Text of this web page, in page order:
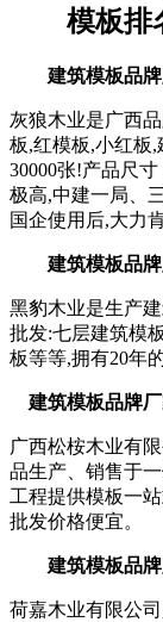
模板排
建筑模板品牌
灰狼木业是广西
板,红模板,小红板
30000张!产品尺寸
极高,中建一局、
国企使用后,大力
建筑模板品牌
黑豹木业是生产
批发:七层建筑模
板等等,拥有20年
建筑模板品牌
广西松桉木业有
品生产、销售于
工程提供模板一
批发价格便宜。
建筑模板品牌
荷嘉木业有限公